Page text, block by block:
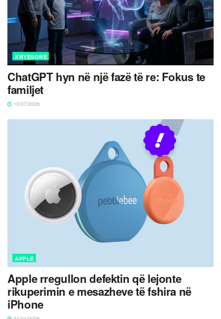
KRYESORE
ChatGPT hyn në një fazë të re: Fokus te
familjet
13/07/2026
APPLE
Apple rregullon defektin që lejonte
rikuperimin e mesazheve të fshira në
iPhone